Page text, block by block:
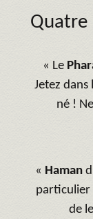
Quatre
« Le
Jetez
né !
« Haman
particulier
de